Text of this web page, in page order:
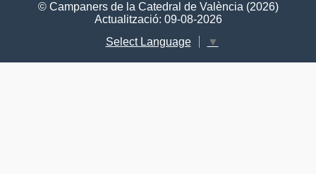
© Campaners de la Catedral de València (2026)
Actualització: 09-08-2026
Select Language
▼